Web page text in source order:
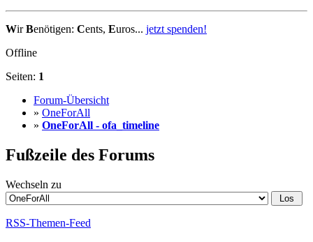
WirBenötigen: Cents, Euros... jetzt spenden!
Offline
Seiten: 1
Forum-Übersicht
» OneForAll
» OneForAll - ofa_timeline
Fußzeile des Forums
Wechseln zu
RSS-Themen-Feed